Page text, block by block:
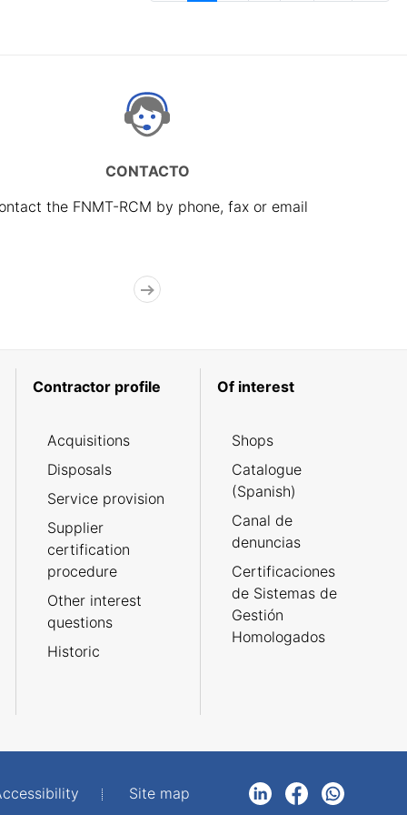
CONTACTO
the FNMT-RCM by phone, fax or email
Contractor profile
Acquisitions
Disposals
Service provision
Supplier
certification
procedure
Other interest
questions
Historic
Of interest
Shops
Catalogue
(Spanish)
Canal de
denuncias
Certificaciones
de Sistemas de
Gestión
Homologados
Site map
LinkedInFacebookWhatsApp